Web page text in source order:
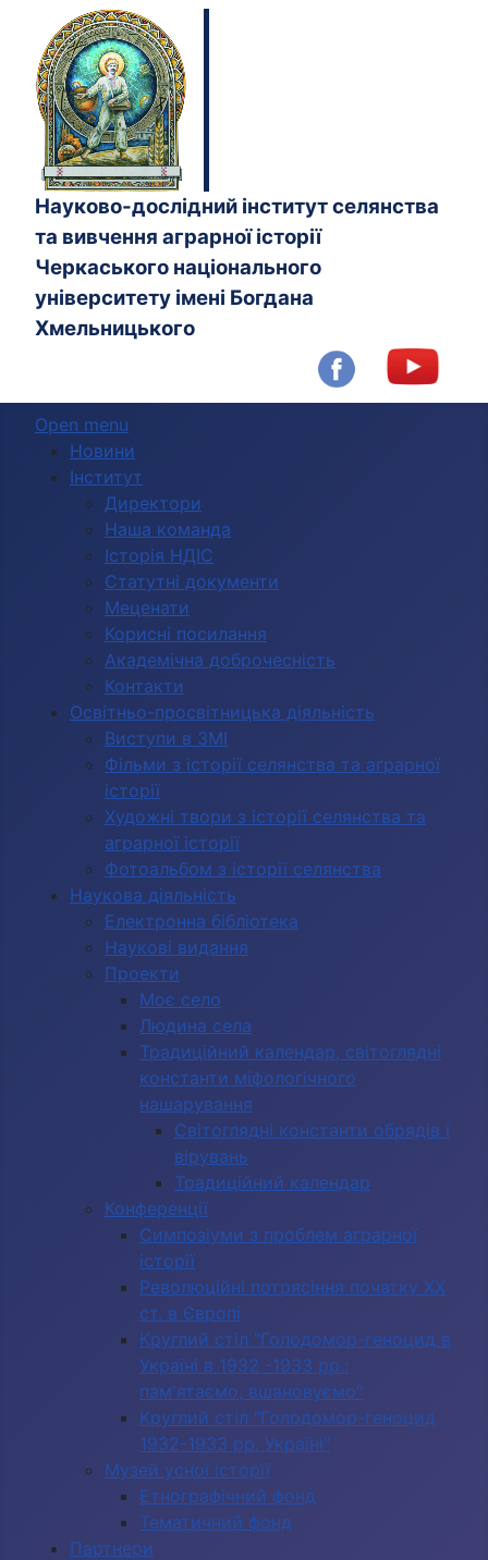
Науково-дослідний інститут селянства
та вивчення аграрної історії
Черкаського національного
університету імені Богдана
Хмельницького
Open menu
Новини
Інститут
Директори
Наша команда
Історія НДІС
Статутні документи
Меценати
Корисні посилання
Академічна доброчесність
Контакти
Освітньо-просвітницька діяльність
Виступи в ЗМІ
Фільми з історії селянства та аграрної
історії
Художні твори з історії селянства та
аграрної історії
Фотоальбом з історії селянства
Наукова діяльність
Електронна бібліотека
Наукові видання
Проекти
Моє село
Людина села
Традиційний календар, світоглядні
константи міфологічного
нашарування
Світоглядні константи обрядів і
вірувань
Традиційний календар
Конференції
Симпозіуми з проблем аграрної
історії
Революційні потрясіння початку ХХ
ст. в Європі
Круглий стіл "Голодомор-геноцид в
Україні в 1932 -1933 рр.:
пам'ятаємо, вшановуємо"
Круглий стіл "Голодомор-геноцид
1932-1933 рр. Україні"
Музей усної історії
Етнографічний фонд
Тематичний фонд
Партнери